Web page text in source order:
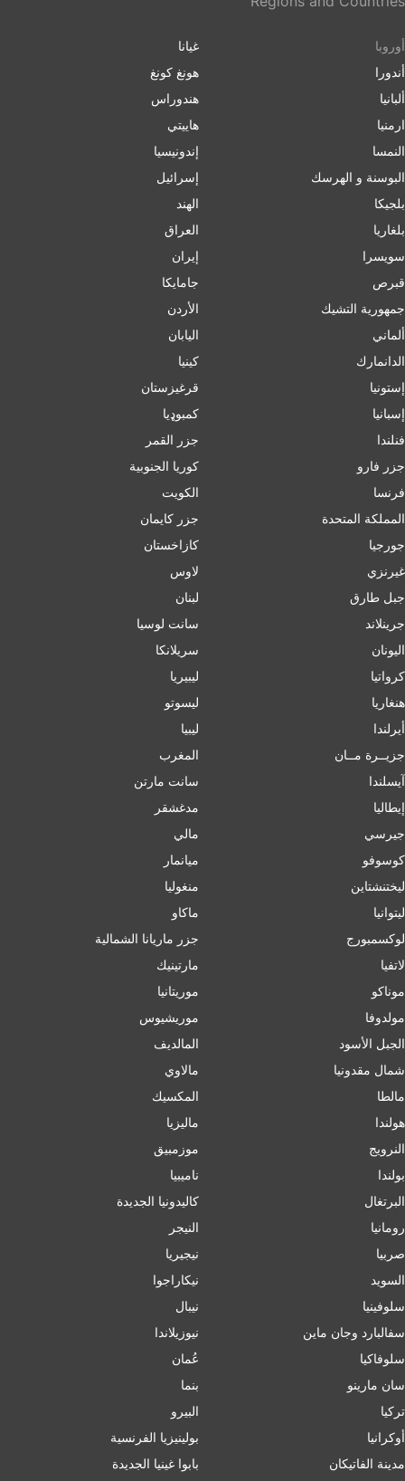
أوروبا
أندورا
ألبانيا
ارمنیا
النمسا
البوسنة و الهرسك
بلجيكا
بلغاریا
سويسرا
قبرص
جمهورية التشيك
ألماني
الدانمارك
إستونيا
إسبانيا
فنلندا
جزر فارو
فرنسا
المملكة المتحدة
جورجيا
غيرنزي
جبل طارق
جرينلاند
اليونان
كرواتيا
هنغاريا
أيرلندا
جزيــرة مــان
آيسلندا
إﯾﻄﺎﻟﯿﺎ
جيرسي
كوسوفو
ليختنشتاين
ليتوانيا
لوكسمبورج
لاتفيا
موناكو
مولدوفا
الجبل الأسود
شمال مقدونيا
مالطا
هولندا
النرويج
بولندا
البرتغال
رومانيا
صربيا
السويد
سلوفينيا
سفالبارد وجان ماين
سلوفاكيا
سان مارينو
تركيا
أوكرانيا
مدينة الفاتيكان
غيانا
هونغ كونغ
هندوراس
هاييتي
إندونيسيا
إسرائیل
الهند
العراق
إيران
جامايكا
الأردن
اليابان
كينيا
قرغيزستان
کمبوډیا
جزر القمر
كوريا الجنوبية
الكويت
جزر كايمان
كازاخستان
لاوس
لبنان
سانت لوسيا
سريلانكا
ليبيريا
ليسوتو
ليبيا
المغرب
سانت مارتن
مدغشقر
مالي
ميانمار
منغوليا
ماكاو
جزر ماريانا الشمالية
مارتينيك
موريتانيا
موريشيوس
المالديف
مالاوي
المكسيك
ماليزيا
موزمبيق
ناميبيا
كاليدونيا الجديدة
النيجر
نيجيريا
نيكاراجوا
نيبال
نيوزيلاندا
عُمان
بنما
البيرو
بولينيزيا الفرنسية
بابوا غينيا الجديدة